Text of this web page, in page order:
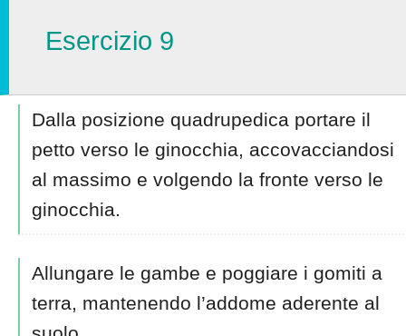
Esercizio 9
Dalla posizione quadrupedica portare il
petto verso le ginocchia, accovacciandosi
al massimo e volgendo la fronte verso le
ginocchia.
Allungare le gambe e poggiare i gomiti a
terra, mantenendo l’addome aderente al